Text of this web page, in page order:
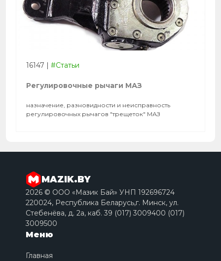
16147 | #Статьи
Регулировочные рычаги МАЗ
назначение, разновидности и неисправность
регулировочных рычагов "трещеток" МАЗ
MAZIK.BY
2026 © ООО «Мазик Бай» УНП 192696724
220024, Республика Беларусь,г. Минск, ул.
Стебенёва, д. 2a, каб. 39 (017) 3009400 (017)
3009500
Меню
Главная